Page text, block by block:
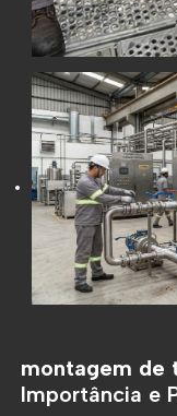
montagem de
Importância e